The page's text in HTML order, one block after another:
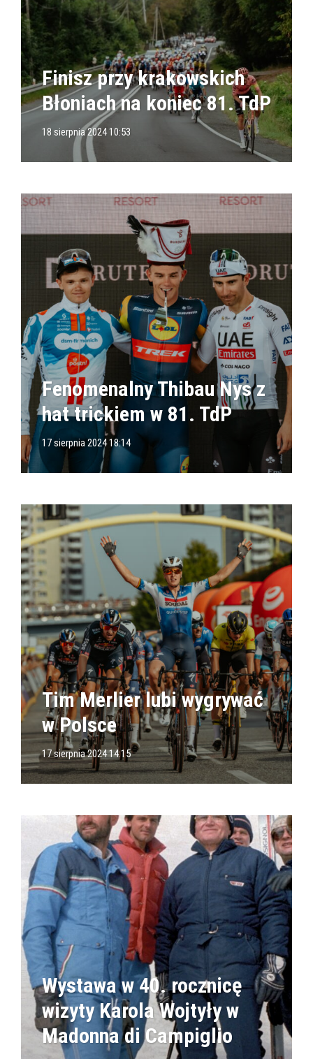
Finisz przy krakowskich
Błoniach na koniec 81. TdP
18 sierpnia 2024 10:53
Fenomenalny Thibau Nys z
hat trickiem w 81. TdP
17 sierpnia 2024 18:14
Tim Merlier lubi wygrywać
w Polsce
17 sierpnia 2024 14:15
Wystawa w 40. rocznicę
wizyty Karola Wojtyły w
Madonna di Campiglio